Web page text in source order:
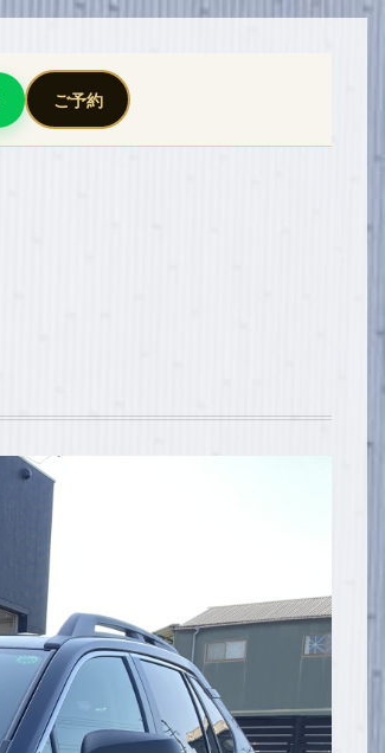
ご予約